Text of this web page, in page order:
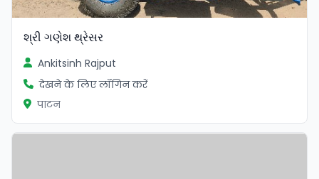
શ્રી ગણેશ થ્રેસર
Ankitsinh Rajput
देखने के लिए लॉगिन करें
पाटन